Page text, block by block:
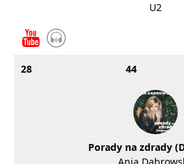
U2
28 44
Porady na zdrady